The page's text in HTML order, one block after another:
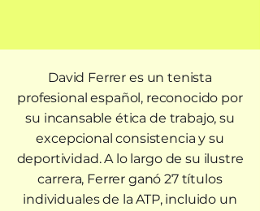
David Ferrer es un tenista
profesional español, reconocido por
su incansable ética de trabajo, su
excepcional consistencia y su
deportividad. A lo largo de su ilustre
carrera, Ferrer ganó 27 títulos
individuales de la ATP, incluido un